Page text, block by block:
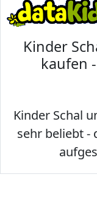
Kinder
kaufen
Kinder Schal
sehr beliebt -